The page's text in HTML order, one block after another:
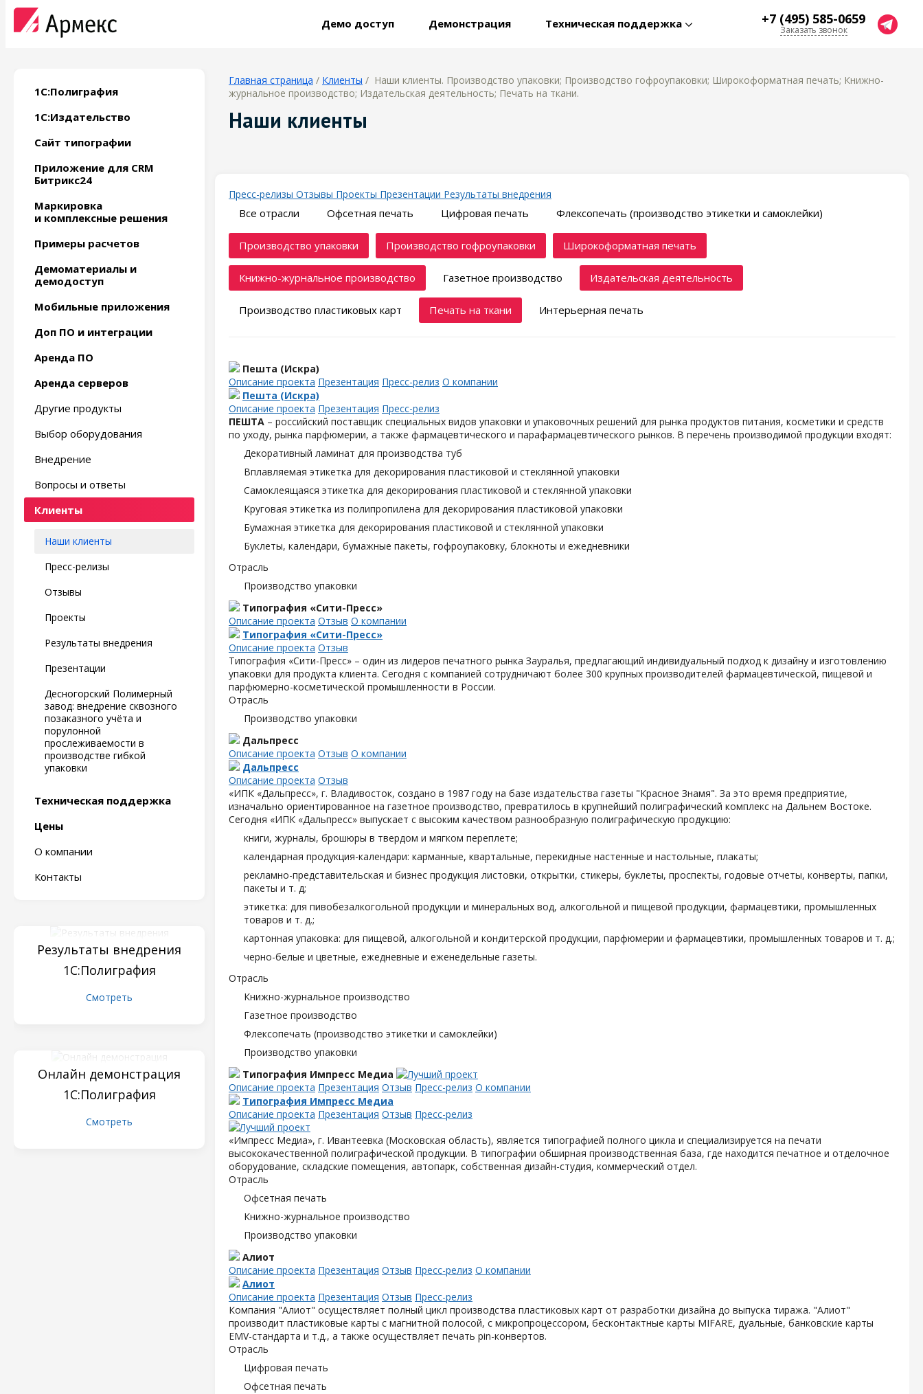
Демо доступ Демонстрация Техническая поддержка +7 (495) 585-0659
Заказать звонок
1С:Полиграфия
1С:Издательство
Сайт типографии
Приложение для CRM
Битрикс24
Маркировка
и комплексные решения
Примеры расчетов
Демоматериалы и
демодоступ
Мобильные приложения
Доп ПО и интеграции
Аренда ПО
Аренда серверов
Другие продукты
Выбор оборудования
Внедрение
Вопросы и ответы
Клиенты
Наши клиенты
Пресс-релизы
Отзывы
Проекты
Результаты внедрения
Презентации
Десногорский Полимерный
завод: внедрение сквозного
позаказного учёта и
порулонной
прослеживаемости в
производстве гибкой
упаковки
Техническая поддержка
Цены
О компании
Контакты
Результаты внедрения
1С:Полиграфия
Смотреть
Онлайн демонстрация
1С:Полиграфия
Смотреть
Главная страница / Клиенты / Наши клиенты. Производство упаковки; Производство гофроупаковки; Широкоформатная печать; Книжно-
журнальное производство; Издательская деятельность; Печать на ткани.
Наши клиенты
Пресс-релизы Отзывы Проекты Презентации Результаты внедрения
Все отрасли Офсетная печать Цифровая печать Флексопечать (производство этикетки и самоклейки)
Производство упаковки Производство гофроупаковки Широкоформатная печать
Книжно-журнальное производство Газетное производство Издательская деятельность
Производство пластиковых карт Печать на ткани Интерьерная печать
Пешта (Искра)
Описание проекта Презентация Пресс-релиз О компании
Пешта (Искра)
Описание проекта Презентация Пресс-релиз
ПЕШТА – российский поставщик специальных видов упаковки и упаковочных решений для рынка продуктов питания, косметики и средств
по уходу, рынка парфюмерии, а также фармацевтического и парафармацевтического рынков. В перечень производимой продукции входят:
Декоративный ламинат для производства туб
Вплавляемая этикетка для декорирования пластиковой и стеклянной упаковки
Самоклеящаяся этикетка для декорирования пластиковой и стеклянной упаковки
Круговая этикетка из полипропилена для декорирования пластиковой упаковки
Бумажная этикетка для декорирования пластиковой и стеклянной упаковки
Буклеты, календари, бумажные пакеты, гофроупаковку, блокноты и ежедневники
Отрасль
Производство упаковки
Типография «Сити-Пресс»
Описание проекта Отзыв О компании
Типография «Сити-Пресс»
Описание проекта Отзыв
Типография «Сити-Пресс» – один из лидеров печатного рынка Зауралья, предлагающий индивидуальный подход к дизайну и изготовлению
упаковки для продукта клиента. Сегодня с компанией сотрудничают более 300 крупных производителей фармацевтической, пищевой и
парфюмерно-косметической промышленности в России.
Отрасль
Производство упаковки
Дальпресс
Описание проекта Отзыв О компании
Дальпресс
Описание проекта Отзыв
«ИПК «Дальпресс», г. Владивосток, создано в 1987 году на базе издательства газеты "Красное Знамя". За это время предприятие,
изначально ориентированное на газетное производство, превратилось в крупнейший полиграфический комплекс на Дальнем Востоке.
Сегодня «ИПК «Дальпресс» выпускает с высоким качеством разнообразную полиграфическую продукцию:
книги, журналы, брошюры в твердом и мягком переплете;
календарная продукция-календари: карманные, квартальные, перекидные настенные и настольные, плакаты;
рекламно-представительская и бизнес продукция листовки, открытки, стикеры, буклеты, проспекты, годовые отчеты, конверты, папки,
пакеты и т. д;
этикетка: для пивобезалкогольной продукции и минеральных вод, алкогольной и пищевой продукции, фармацевтики, промышленных
товаров и т. д.;
картонная упаковка: для пищевой, алкогольной и кондитерской продукции, парфюмерии и фармацевтики, промышленных товаров и т. д.;
черно-белые и цветные, ежедневные и еженедельные газеты.
Отрасль
Книжно-журнальное производство
Газетное производство
Флексопечать (производство этикетки и самоклейки)
Производство упаковки
Типография Импресс Медиа
Описание проекта Презентация Отзыв Пресс-релиз О компании
Типография Импресс Медиа
Описание проекта Презентация Отзыв Пресс-релиз
«Импресс Медиа», г. Ивантеевка (Московская область), является типографией полного цикла и специализируется на печати
высококачественной полиграфической продукции. В типографии обширная производственная база, где находится печатное и отделочное
оборудование, складские помещения, автопарк, собственная дизайн-студия, коммерческий отдел.
Отрасль
Офсетная печать
Книжно-журнальное производство
Производство упаковки
Алиот
Описание проекта Презентация Отзыв Пресс-релиз О компании
Алиот
Описание проекта Презентация Отзыв Пресс-релиз
Компания "Алиот" осуществляет полный цикл производства пластиковых карт от разработки дизайна до выпуска тиража. "Алиот"
производит пластиковые карты с магнитной полосой, с микропроцессором, бесконтактные карты MIFARE, дуальные, банковские карты
EMV-стандарта и т.д., а также осуществляет печать pin-конвертов.
Отрасль
Цифровая печать
Офсетная печать